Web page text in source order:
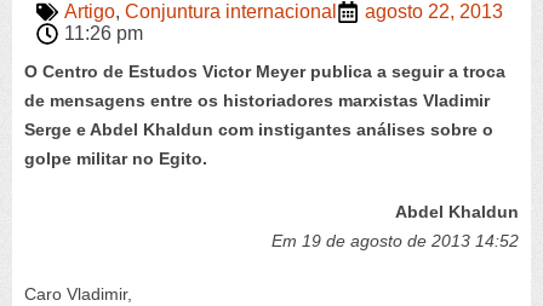
Artigo, Conjuntura internacional
agosto 22, 2013
11:26 pm
O Centro de Estudos Victor Meyer publica a seguir a troca
de mensagens entre os historiadores marxistas Vladimir
Serge e Abdel Khaldun com instigantes análises sobre o
golpe militar no Egito.
Abdel Khaldun
Em 19 de agosto de 2013 14:52
Caro Vladimir,